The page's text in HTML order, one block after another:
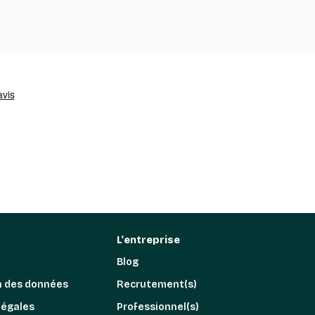
données
L'entreprise
Blog
Recrutement(s)
Professionnel(s)